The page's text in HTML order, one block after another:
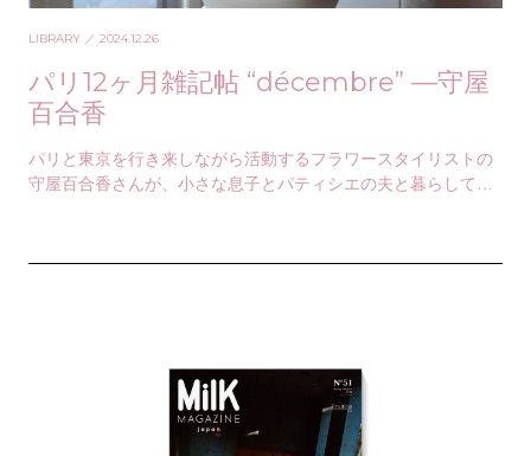
LIBRARY ／ 2024.12.26
パリ12ヶ月雑記帖 “décembre” —守屋
百合香
パリと東京を行き来しながら活動するフラワースタイリストの
守屋百合香さんが、小さな息子とパティシエの夫と暮らしてい